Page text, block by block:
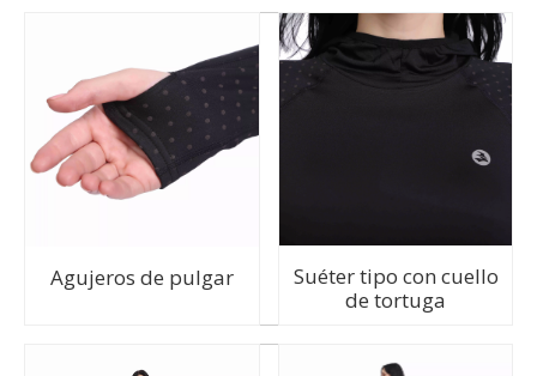
Agujeros de pulgar
Suéter tipo con cuello
de tortuga